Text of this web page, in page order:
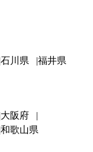
石川県 福井県
大阪府
和歌山県